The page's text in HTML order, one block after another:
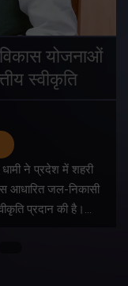
योजनाओं
स्वीकृति
ने प्रदेश में शहरी
आधारित जल-निकासी
प्रदान की है।…